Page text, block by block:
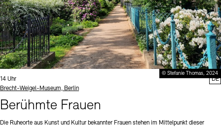
© Stefanie Thomas, 2024
Uhrzeit:
14 Uhr
Standort
Brecht-Weigel-Museum, Berlin
Berühmte Frauen
Die Ruheorte aus Kunst und Kultur bekannter Frauen stehen im Mittelpunkt dieser
DE